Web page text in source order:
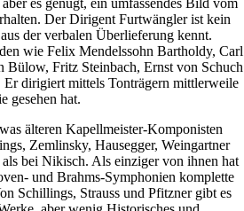
Der Dirigent Furtwängler ist kein
der verbalen Überlieferung kennt.
wie Felix Mendelssohn Bartholdy, Carl
Bülow, Fritz Steinbach, Ernst von Schuch
dirigiert mittels Tonträgern mittlerweile
gesehen hat.
älteren Kapellmeister-Komponisten
Zemlinsky, Hausegger, Weingartner
bei Nikisch. Als einziger von ihnen hat
und Brahms-Symphonien komplette
Schillings, Strauss und Pfitzner gibt es